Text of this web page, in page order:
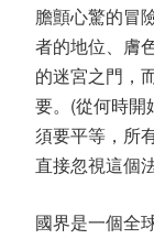
膽顫心驚的冒
者的地位、膚
的迷宮之門，
要。(從何時開
須要平等，所
直接忽視這個
國界是一個全